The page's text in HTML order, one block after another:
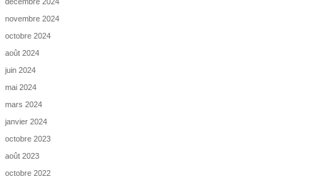
novembre 2024
octobre 2024
août 2024
juin 2024
mai 2024
mars 2024
janvier 2024
octobre 2023
août 2023
octobre 2022